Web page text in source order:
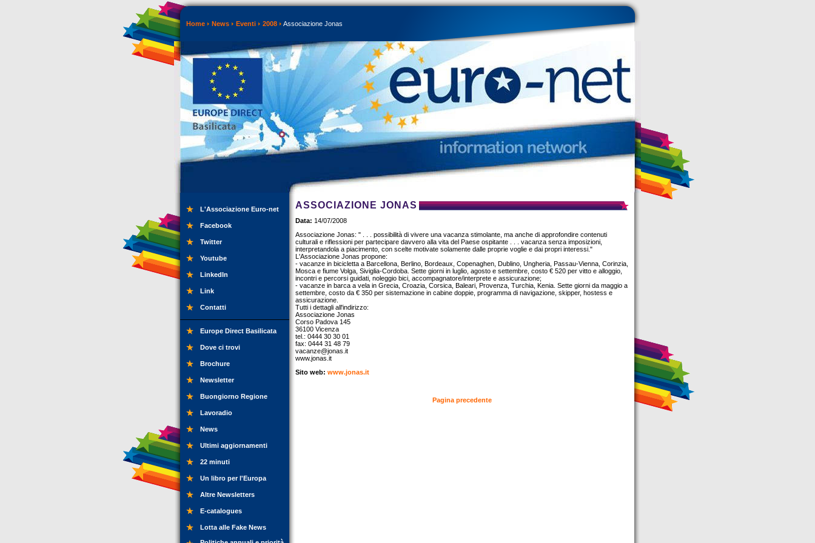
Home News Eventi 2008 Associazione Jonas
L'Associazione Euro-net
Facebook
Twitter
Youtube
LinkedIn
Link
Contatti
Europe Direct Basilicata
Dove ci trovi
Brochure
Newsletter
Buongiorno Regione
Lavoradio
News
Ultimi aggiornamenti
22 minuti
Un libro per l'Europa
Altre Newsletters
E-catalogues
Lotta alle Fake News
ASSOCIAZIONE JONAS
Data: 14/07/2008
Associazione Jonas: " . . . possibilità di vivere una vacanza stimolante, ma anche di approfondire contenuti
culturali e riflessioni per partecipare davvero alla vita del Paese ospitante . . . vacanza senza imposizioni,
interpretandola a piacimento, con scelte motivate solamente dalle proprie voglie e dai propri interessi."
L'Associazione Jonas propone:
- vacanze in bicicletta a Barcellona, Berlino, Bordeaux, Copenaghen, Dublino, Ungheria, Passau-Vienna, Corinzia,
Mosca e fiume Volga, Siviglia-Cordoba. Sette giorni in luglio, agosto e settembre, costo € 520 per vitto e alloggio,
incontri e percorsi guidati, noleggio bici, accompagnatore/interprete e assicurazione;
- vacanze in barca a vela in Grecia, Croazia, Corsica, Baleari, Provenza, Turchia, Kenia. Sette giorni da maggio a
settembre, costo da € 350 per sistemazione in cabine doppie, programma di navigazione, skipper, hostess e
assicurazione.
Tutti i dettagli all'indirizzo:
Associazione Jonas
Corso Padova 145
36100 Vicenza
tel.: 0444 30 30 01
fax: 0444 31 48 79
vacanze@jonas.it
www.jonas.it
Sito web: www.jonas.it
Pagina precedente